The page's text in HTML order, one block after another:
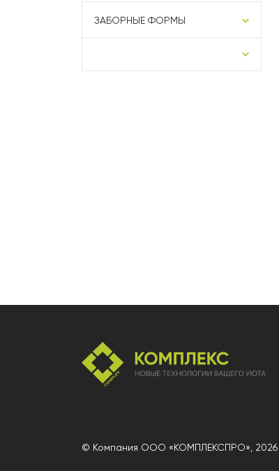
ЗАБОРНЫЕ ФОРМЫ
© Компания ООО «КОМПЛЕКСПРО», 2026